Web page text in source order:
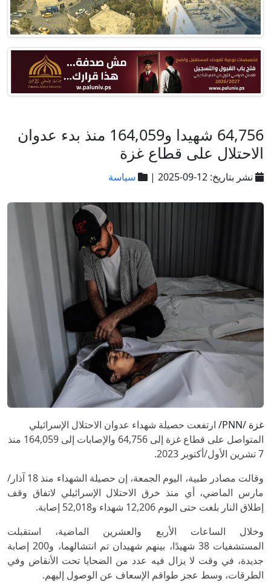
64,756 شهيدا و164,059 منذ بدء عدوان
الاحتلال على قطاع غزة
نشر بتاريخ: 12-09-2025 | سياسة
غزة /PNN/
ارتفعت حصيلة شهداء عدوان الاحتلال الإسرائيلي
المتواصل على قطاع غزة إلى 64,756 والإصابات إلى 164,059 منذ
7 تشرين الأول/أكتوبر 2023.
وقالت مصادر طبية، اليوم الجمعة، إن حصيلة الشهداء منذ 18 آذار/
مارس الماضي، أي منذ خرق الاحتلال الإسرائيلي لاتفاق وقف
إطلاق النار بلغت حتى اليوم 12,206 شهداء و52,018 إصابة.
وخلال الساعات الأربع والعشرين الماضية، استقبلت
المستشفيات 38 شهيدًا، بينهم شهيدان تم انتشالهما، و200 إصابة
جديدة، في وقت لا يزال فيه عدد من الضحايا تحت الأنقاض وفي
الطرقات، وسط عجز طواقم الإسعاف عن الوصول إليهم.